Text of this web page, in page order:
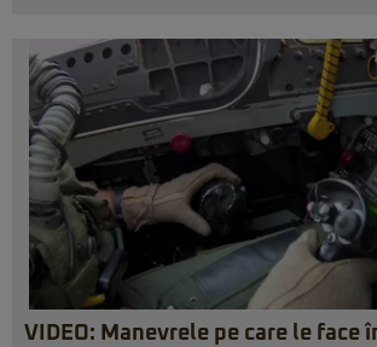
VIDEO: Manevrele pe care le face